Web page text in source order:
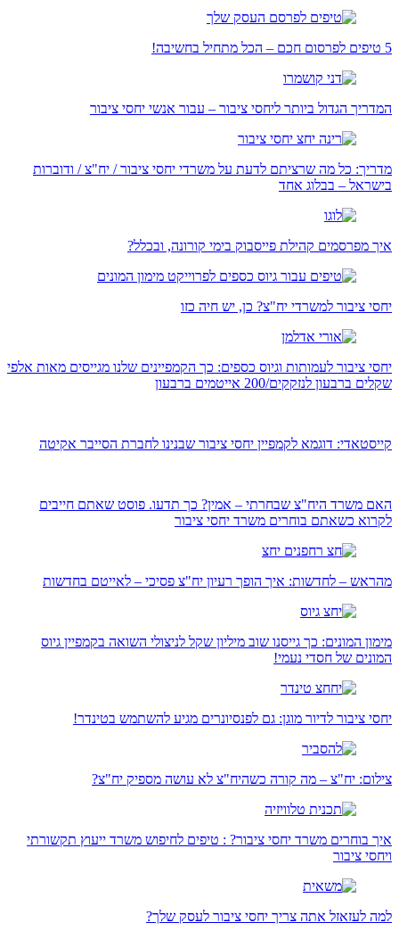
5 טיפים לפרסום חכם – הכל מתחיל בחשיבה!
המדריך הגדול ביותר ליחסי ציבור – עבור אנשי יחסי ציבור
מדריך: כל מה שרציתם לדעת על משרדי יחסי ציבור / יח"צ / ודוברות
בישראל – בבלוג אחד
איך מפרסמים קהילת פייסבוק בימי קורונה, ובכלל?
יחסי ציבור למשרדי יח"צ? כן, יש חיה כזו
יחסי ציבור לעמותות וגיוס כספים: כך הקמפיינים שלנו מגייסים מאות אלפי
שקלים ברבעון לנזקקים/200 אייטמים ברבעון
קייסטאדי: דוגמא לקמפיין יחסי ציבור שבנינו לחברת הסייבר אקיטה
האם משרד היח"צ שבחרתי – אמין? כך תדעו. פוסט שאתם חייבים
לקרוא כשאתם בוחרים משרד יחסי ציבור
מהראש – לחדשות: איך הופך רעיון יח"צ פסיכי – לאייטם בחדשות
מימון המונים: כך גייסנו שוב מיליון שקל לניצולי השואה בקמפיין גיוס
המונים של חסדי נעמי!
יחסי ציבור לדיור מוגן: גם לפנסיונרים מגיע להשתמש בטינדר!
צילום: יח"צ – מה קורה כשהיח"צ לא עושה מספיק יח"צ?
איך בוחרים משרד יחסי ציבור? : טיפים לחיפוש משרד ייעוץ תקשורתי
ויחסי ציבור
למה לעזאזל אתה צריך יחסי ציבור לעסק שלך?